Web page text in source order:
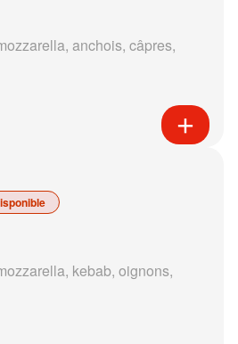
anchois, câpres,
kebab, oignons,